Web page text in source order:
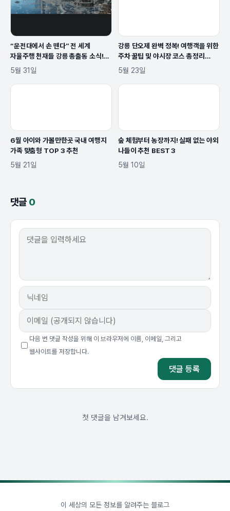
“운전대에서 손 뗀다” 전 세계
자율주행 천재들 강릉 총출동 소식!
(2026 ITS 세계총회)
5월 31일
강릉 단오제 완벽 정복! 여행객을 위한
주차 꿀팁 및 야시장 코스 총정리
TOP3
5월 23일
6월 아이와 가볼만한곳 국내 여행지
가족 맞춤형 TOP 3 추천
5월 21일
숲 체험부터 농장까지! 실패 없는 야외
나들이 추천 BEST 3
5월 10일
댓글 0
다음 번 댓글 작성을 위해 이 브라우저에 이름, 이메일, 그리고
웹사이트를 저장합니다.
첫 댓글을 남겨보세요.
이 세상의 모든 정보를 알려주는 블로그